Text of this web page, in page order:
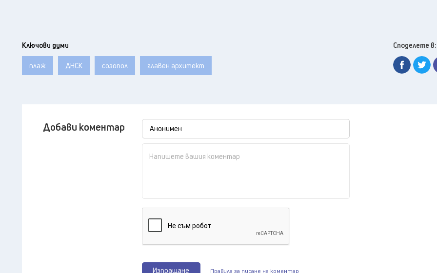
Ключови думи
плаж ДНСК созопол главен архитект
Споделете в:
Добави коментар
Изпращане Правила за писане на коментар